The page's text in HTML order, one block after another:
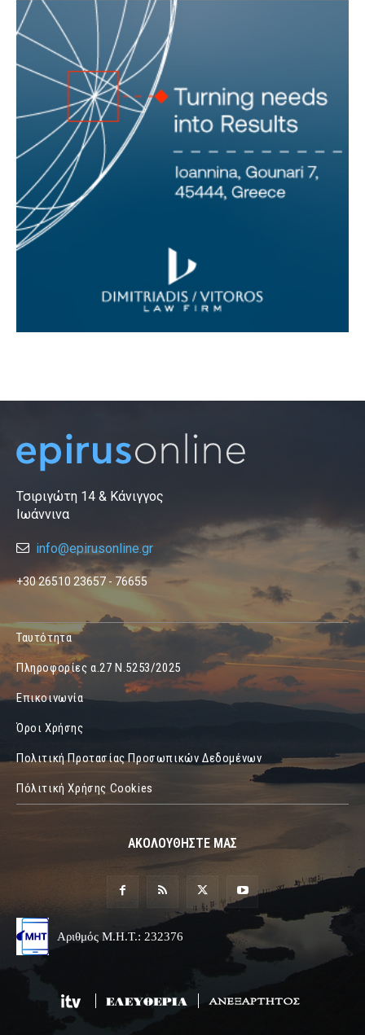
Τσιριγώτη 14 & Κάνιγγος
Ιωάννινα
info@epirusonline.gr
+30 26510 23657 - 76655
Ταυτότητα
Πληροφορίες α.27 Ν.5253/2025
Επικοινωνία
Όροι Χρήσης
Πολιτική Προτασίας Προσωπικών Δεδομένων
Πόλιτική Χρήσης Cookies
ΑΚΟΛΟΥΘΗΣΤΕ ΜΑΣ
Αριθμός Μ.Η.Τ.: 232376